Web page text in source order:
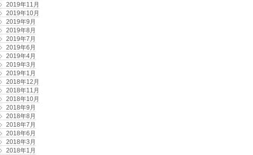
2019年11月
2019年10月
2019年9月
2019年8月
2019年7月
2019年6月
2019年4月
2019年3月
2019年1月
2018年12月
2018年11月
2018年10月
2018年9月
2018年8月
2018年7月
2018年6月
2018年3月
2018年1月